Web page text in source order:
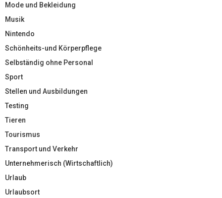
Mode und Bekleidung
Musik
Nintendo
Schönheits-und Körperpflege
Selbständig ohne Personal
Sport
Stellen und Ausbildungen
Testing
Tieren
Tourismus
Transport und Verkehr
Unternehmerisch (Wirtschaftlich)
Urlaub
Urlaubsort